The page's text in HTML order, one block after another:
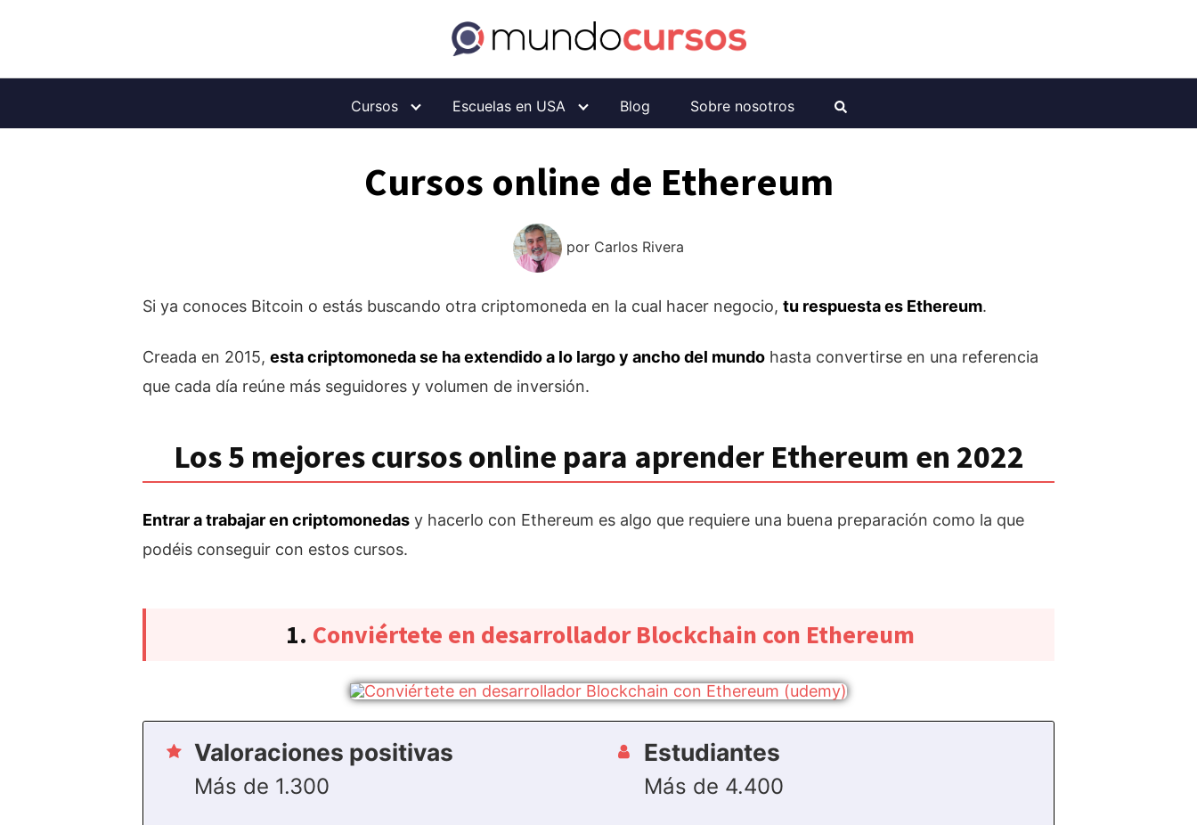
Cursos Escuelas en USA Blog Sobre nosotros
Cursos online de Ethereum
por Carlos Rivera
Si ya conoces Bitcoin o estás buscando otra criptomoneda en la cual hacer negocio, tu respuesta es Ethereum.
Creada en 2015, esta criptomoneda se ha extendido a lo largo y ancho del mundo hasta convertirse en una referencia
que cada día reúne más seguidores y volumen de inversión.
Los 5 mejores cursos online para aprender Ethereum en 2022
Entrar a trabajar en criptomonedas y hacerlo con Ethereum es algo que requiere una buena preparación como la que
podéis conseguir con estos cursos.
1. Conviértete en desarrollador Blockchain con Ethereum
Valoraciones positivas
Más de 1.300
Estudiantes
Más de 4.400